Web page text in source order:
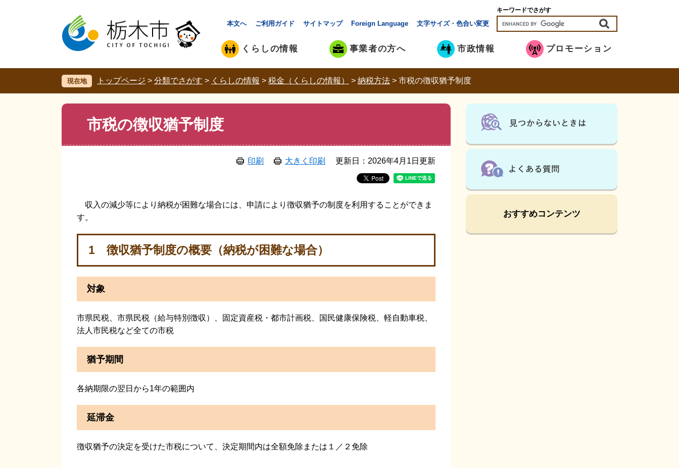
で
ば
本文へ ご利用ガイド サイトマップ Foreign Language 文字サイズ・色合い変更
キーワードでさがす
くらしの情報 事業者の方へ 市政情報 プロモーション
現在地 トップページ > 分類でさがす > くらしの情報 > 税金（くらしの情報） > 納税方法 > 市税の徴収猶予制度
市税の徴収猶予制度
印刷 大きく印刷 更新日：2026年4月1日更新
収入の減少等により納税が困難な場合には、申請により徴収猶予の制度を利用することができま
す。
1 徴収猶予制度の概要（納税が困難な場合）
対象
市県民税、市県民税（給与特別徴収）、固定資産税・都市計画税、国民健康保険税、軽自動車税、
法人市民税など全ての市税
猶予期間
各納期限の翌日から1年の範囲内
延滞金
徴収猶予の決定を受けた市税について、決定期間内は全額免除または１／２免除
おすすめコンテンツ